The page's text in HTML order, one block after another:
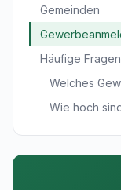
Gemeinden
Häufige Fragen
Welches
Wie hoch